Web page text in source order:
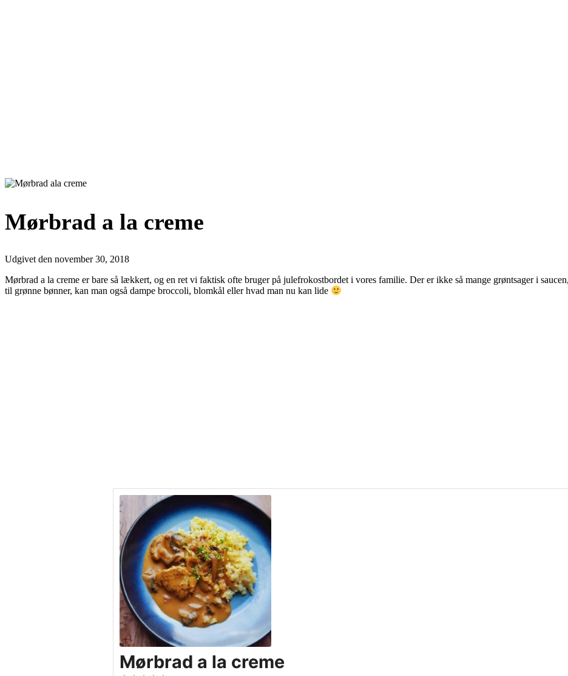
Mørbrad a la creme
Udgivet den november 30, 2018
Mørbrad a la creme er bare så lækkert, og en ret vi faktisk ofte bruger på julefrokostbordet i vores familie. Der er ikke så mange grøntsager i
til grønne bønner, kan man også dampe broccoli, blomkål eller hvad man nu kan lide
Mørbrad a la creme